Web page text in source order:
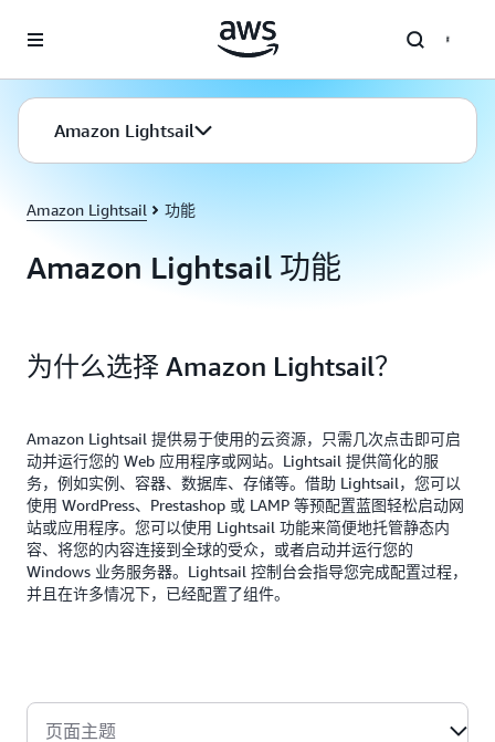
Amazon Lightsail
Amazon Lightsail 功能
Amazon Lightsail 功能
为什么选择 Amazon Lightsail？
Amazon Lightsail 提供易于使用的云资源，只需几次点击即可启
动并运行您的 Web 应用程序或网站。Lightsail 提供简化的服
务，例如实例、容器、数据库、存储等。借助 Lightsail，您可以
使用 WordPress、Prestashop 或 LAMP 等预配置蓝图轻松启动网
站或应用程序。您可以使用 Lightsail 功能来简便地托管静态内
容、将您的内容连接到全球的受众，或者启动并运行您的
Windows 业务服务器。Lightsail 控制台会指导您完成配置过程，
并且在许多情况下，已经配置了组件。
页面主题